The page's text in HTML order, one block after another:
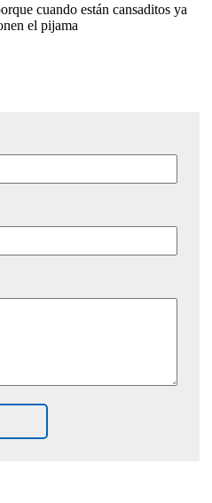
cuando están cansaditos ya
el pijama